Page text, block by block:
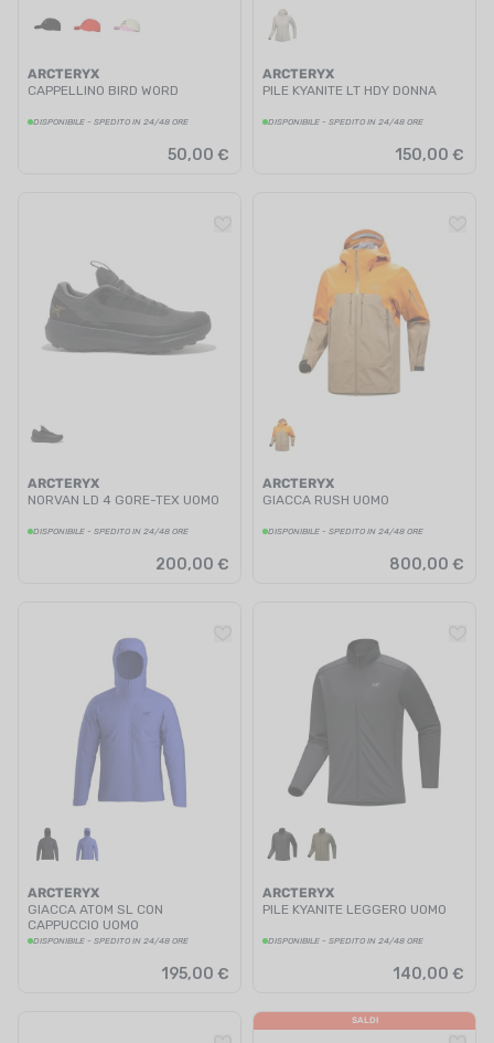
ARCTERYX
CAPPELLINO BIRD WORD
DISPONIBILE - SPEDITO IN 24/48 ORE
50,00 €
ARCTERYX
PILE KYANITE LT HDY DONNA
DISPONIBILE - SPEDITO IN 24/48 ORE
150,00 €
ARCTERYX
NORVAN LD 4 GORE-TEX UOMO
DISPONIBILE - SPEDITO IN 24/48 ORE
200,00 €
ARCTERYX
GIACCA RUSH UOMO
DISPONIBILE - SPEDITO IN 24/48 ORE
800,00 €
ARCTERYX
GIACCA ATOM SL CON
CAPPUCCIO UOMO
DISPONIBILE - SPEDITO IN 24/48 ORE
195,00 €
ARCTERYX
PILE KYANITE LEGGERO UOMO
DISPONIBILE - SPEDITO IN 24/48 ORE
140,00 €
SALDI